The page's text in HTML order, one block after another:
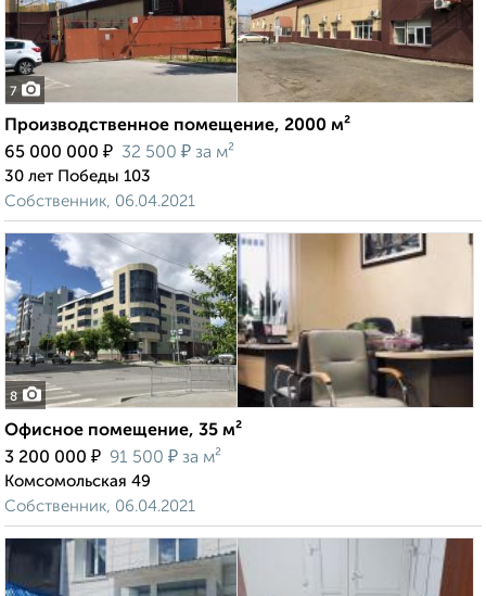
7
Производственное помещение, 2000 м²
65 000 000 ₽ 32 500 ₽ за м²
30 лет Победы 103
Собственник, 06.04.2021
8
Офисное помещение, 35 м²
3 200 000 ₽ 91 500 ₽ за м²
Комсомольская 49
Собственник, 06.04.2021